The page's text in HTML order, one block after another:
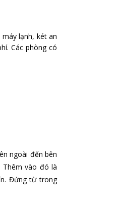
máy lạnh, két an
Các phòng có
ngoài đến bên
Thêm vào đó là
Đứng từ trong